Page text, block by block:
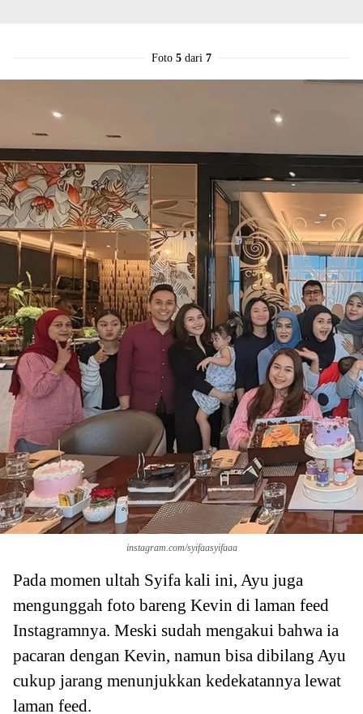
Foto 5 dari 7
instagram.com/syifaasyifaaa
Pada momen ultah Syifa kali ini, Ayu juga
mengunggah foto bareng Kevin di laman feed
Instagramnya. Meski sudah mengakui bahwa ia
pacaran dengan Kevin, namun bisa dibilang Ayu
cukup jarang menunjukkan kedekatannya lewat
laman feed.